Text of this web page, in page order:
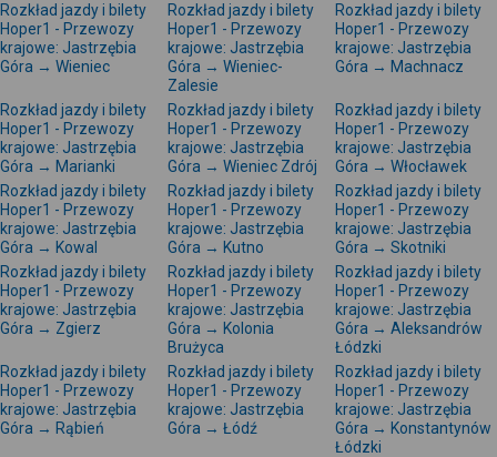
Rozkład jazdy i bilety
Hoper1 - Przewozy
krajowe: Jastrzębia
Góra → Wieniec
Rozkład jazdy i bilety
Hoper1 - Przewozy
krajowe: Jastrzębia
Góra → Wieniec-
Zalesie
Rozkład jazdy i bilety
Hoper1 - Przewozy
krajowe: Jastrzębia
Góra → Machnacz
Rozkład jazdy i bilety
Hoper1 - Przewozy
krajowe: Jastrzębia
Góra → Marianki
Rozkład jazdy i bilety
Hoper1 - Przewozy
krajowe: Jastrzębia
Góra → Wieniec Zdrój
Rozkład jazdy i bilety
Hoper1 - Przewozy
krajowe: Jastrzębia
Góra → Włocławek
Rozkład jazdy i bilety
Hoper1 - Przewozy
krajowe: Jastrzębia
Góra → Kowal
Rozkład jazdy i bilety
Hoper1 - Przewozy
krajowe: Jastrzębia
Góra → Kutno
Rozkład jazdy i bilety
Hoper1 - Przewozy
krajowe: Jastrzębia
Góra → Skotniki
Rozkład jazdy i bilety
Hoper1 - Przewozy
krajowe: Jastrzębia
Góra → Zgierz
Rozkład jazdy i bilety
Hoper1 - Przewozy
krajowe: Jastrzębia
Góra → Kolonia
Brużyca
Rozkład jazdy i bilety
Hoper1 - Przewozy
krajowe: Jastrzębia
Góra → Aleksandrów
Łódzki
Rozkład jazdy i bilety
Hoper1 - Przewozy
krajowe: Jastrzębia
Góra → Rąbień
Rozkład jazdy i bilety
Hoper1 - Przewozy
krajowe: Jastrzębia
Góra → Łódź
Rozkład jazdy i bilety
Hoper1 - Przewozy
krajowe: Jastrzębia
Góra → Konstantynów
Łódzki